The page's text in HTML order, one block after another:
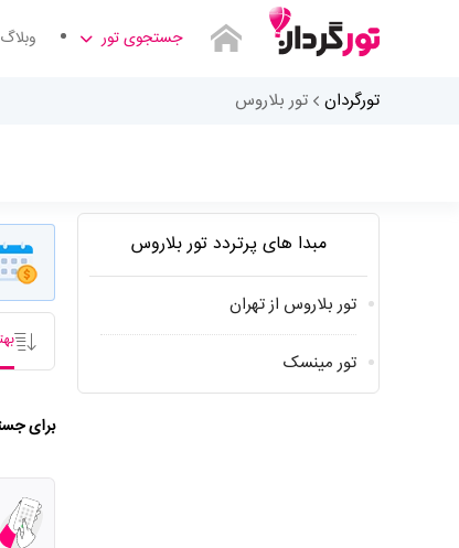
جستجوی تور وبلاگ
تورگردان تور بلاروس
مبدا های پرتردد تور بلاروس
تور بلاروس از تهران
تور مینسک
برای